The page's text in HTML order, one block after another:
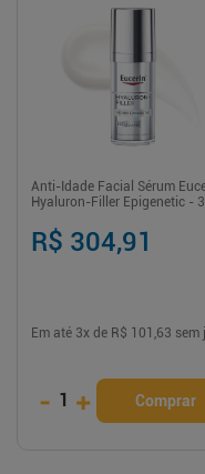
Anti-Idade Facial Sérum
Hyaluron-Filler Epigenetic -
R$ 304,91
Em até 3x de R$ 101,63 sem
- 1 + Comprar